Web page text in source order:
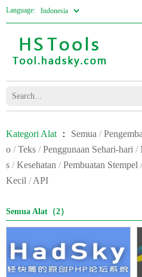
Language:
Kategori Alat ： Semua /
o / Teks / Penggunaan Sehari-hari /
s / Kesehatan / Pembuatan Stempel /
Kecil / API
Semua Alat（2）